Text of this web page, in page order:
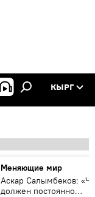
КЫРГ
Меняющие мир
Аскар Салымбеков:
должен постоянно